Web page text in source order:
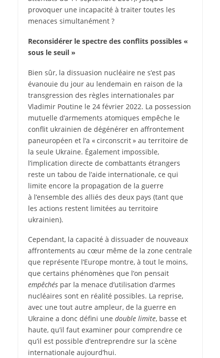
provoquer une incapacité à traiter toutes les
menaces simultanément ?
Reconsidérer le spectre des conflits possibles «
sous le seuil »
Bien sûr, la dissuasion nucléaire ne s’est pas
évanouie du jour au lendemain en raison de la
transgression des règles internationales par
Vladimir Poutine le 24 février 2022. La possession
mutuelle d’armements atomiques empêche le
conflit ukrainien de dégénérer en affrontement
paneuropéen et l’a « circonscrit » au territoire de
la seule Ukraine. Également impossible,
l’implication directe de combattants étrangers
reste un tabou de l’aide internationale, ce qui
limite encore la propagation de la guerre
à l’ensemble des alliés des deux pays (tant que
les actions restent limitées au territoire
ukrainien).
Cependant, la capacité à dissuader de nouveaux
affrontements au cœur même de la zone centrale
que représente l’Europe montre, à tout le moins,
que certains phénomènes que l’on pensait
empêchéspar la menace d’utilisation d’armes
nucléaires sont en réalité possibles. La reprise,
avec une tout autre ampleur, de la guerre en
Ukraine a donc défini une double limite, basse et
haute, qu’il faut examiner pour comprendre ce
qu’il est possible d’entreprendre sur la scène
internationale aujourd’hui.